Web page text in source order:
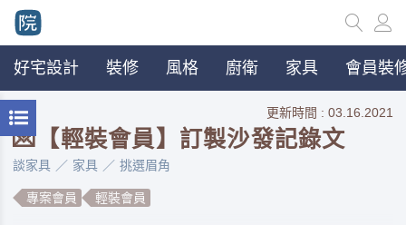
好宅設計 裝修 風格 廚衛 家具 會員裝
更新時間 : 03.16.2021
💌【輕裝會員】訂製沙發記錄文
談家具 家具 挑選眉角
專案會員 輕裝會員